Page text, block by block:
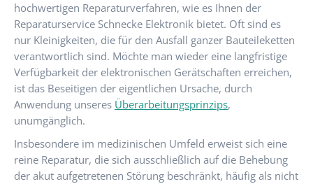
hochwertigen Reparaturverfahren, wie es Ihnen der
Reparaturservice Schnecke Elektronik bietet. Oft sind es
nur Kleinigkeiten, die für den Ausfall ganzer Bauteileketten
verantwortlich sind. Möchte man wieder eine langfristige
Verfügbarkeit der elektronischen Gerätschaften erreichen,
ist das Beseitigen der eigentlichen Ursache, durch
Anwendung unseres Überarbeitungsprinzips,
unumgänglich.
Insbesondere im medizinischen Umfeld erweist sich eine
reine Reparatur, die sich ausschließlich auf die Behebung
der akut aufgetretenen Störung beschränkt, häufig als nicht